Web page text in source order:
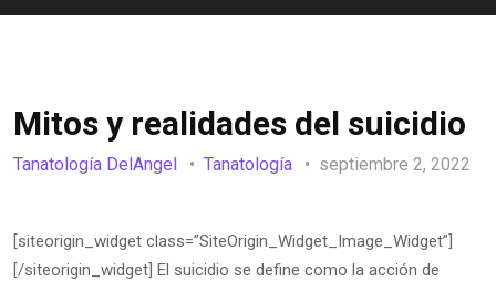
Mitos y realidades del suicidio
Tanatología DelAngel Tanatología septiembre 2, 2022
[siteorigin_widget class=”SiteOrigin_Widget_Image_Widget”]
[/siteorigin_widget] El suicidio se define como la acción de